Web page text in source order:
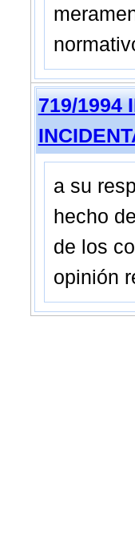
719/1994
a su
hecho
de los
opinión